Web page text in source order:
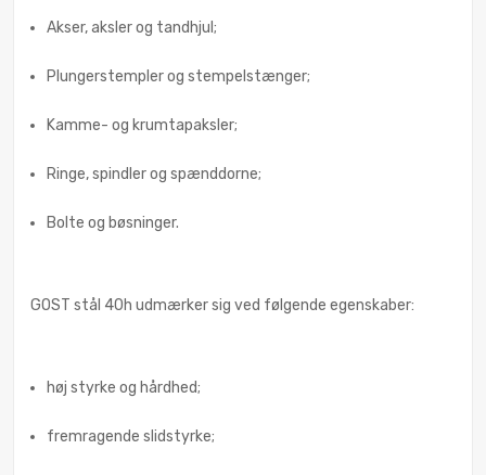
Akser, aksler og tandhjul;
Plungerstempler og stempelstænger;
Kamme- og krumtapaksler;
Ringe, spindler og spænddorne;
Bolte og bøsninger.
GOST stål 40h udmærker sig ved følgende egenskaber:
høj styrke og hårdhed;
fremragende slidstyrke;